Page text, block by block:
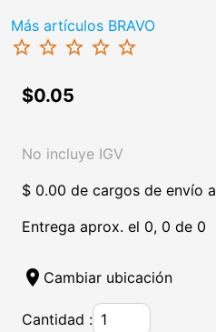
Más artículos BRAVO
star_border star_border star_border star_border star_border
$0.05
No incluye IGV
$ 0.00 de cargos de envío a
Entrega aprox. el 0, 0 de 0
location_on Cambiar ubicación
Cantidad :